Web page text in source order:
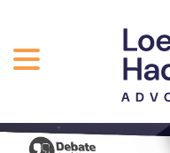
QUEM SOMOS